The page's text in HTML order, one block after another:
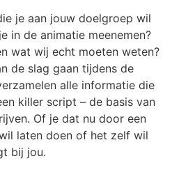
je aan jouw doelgroep wil
in de animatie meenemen?
wat wij echt moeten weten?
de slag gaan tijdens de
alle informatie die
killer script – de basis van
Of je dat nu door een
laten doen of het zelf wil
bij jou.